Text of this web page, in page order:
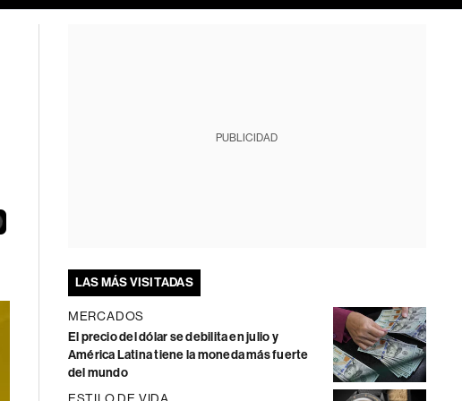
PUBLICIDAD
LAS MÁS VISITADAS
MERCADOS
El precio del dólar se debilita en julio y
América Latina tiene la moneda más fuerte
del mundo